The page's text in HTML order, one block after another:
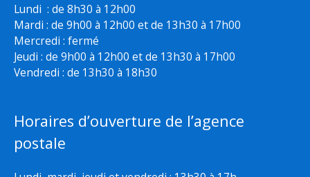
Lundi : de 8h30 à 12h00
Mardi : de 9h00 à 12h00 et de 13h30 à 17h00
Mercredi : fermé
Jeudi : de 9h00 à 12h00 et de 13h30 à 17h00
Vendredi : de 13h30 à 18h30
Horaires d’ouverture de l’agence
postale